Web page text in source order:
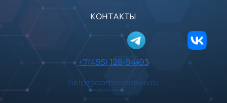
КОНТАКТЫ
+7(495) 128-94-93
help@domashenko.ru